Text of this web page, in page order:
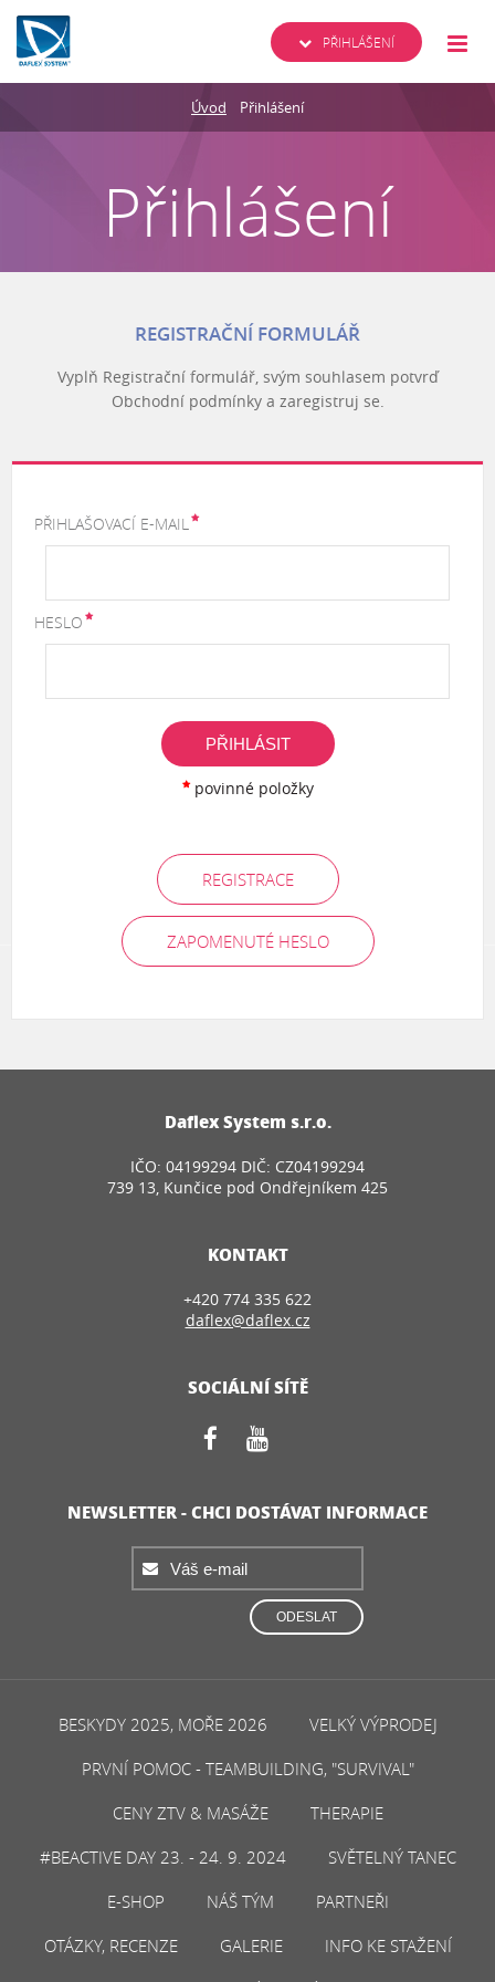
PŘIHLÁŠENÍ
Úvod Přihlášení
Přihlášení
REGISTRAČNÍ FORMULÁŘ
Vyplň Registrační formulář, svým souhlasem potvrď
Obchodní podmínky a zaregistruj se.
PŘIHLAŠOVACÍ E-MAIL
HESLO
PŘIHLÁSIT
povinné položky
REGISTRACE
ZAPOMENUTÉ HESLO
Daflex System s.r.o.
IČO: 04199294 DIČ: CZ04199294
739 13, Kunčice pod Ondřejníkem 425
KONTAKT
+420 774 335 622
daflex@daflex.cz
SOCIÁLNÍ SÍTĚ
NEWSLETTER - CHCI DOSTÁVAT INFORMACE
ODESLAT
BESKYDY 2025, MOŘE 2026
VELKÝ VÝPRODEJ
PRVNÍ POMOC - TEAMBUILDING, "SURVIVAL"
CENY ZTV & MASÁŽE
THERAPIE
#BEACTIVE DAY 23. - 24. 9. 2024
SVĚTELNÝ TANEC
E-SHOP
NÁŠ TÝM
PARTNEŘI
OTÁZKY, RECENZE
GALERIE
INFO KE STAŽENÍ